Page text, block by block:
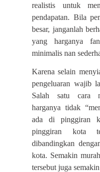
realistis untuk
pendapatan. Bila
besar, janganlah
yang harganya
minimalis nan
Karena selain
pengeluaran wajib
Salah satu cara
harganya tidak
ada di pinggiran
pinggiran kota
dibandingkan
kota. Semakin
tersebut juga